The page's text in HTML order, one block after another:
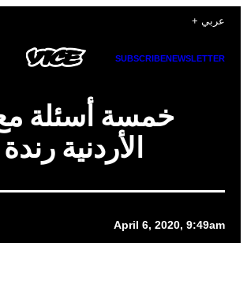
+ عربي
SUBSCRIBENEWSLETTER
خمسة أسئلة مع
الأردنية
April 6, 2020, 9:49am